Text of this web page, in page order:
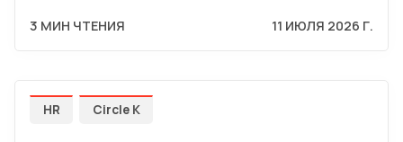
3 МИН ЧТЕНИЯ 11 ИЮЛЯ 2026 Г.
HR Circle K